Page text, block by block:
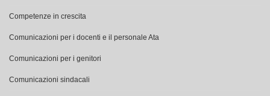
Competenze in crescita
Comunicazioni per i docenti e il personale Ata
Comunicazioni per i genitori
Comunicazioni sindacali